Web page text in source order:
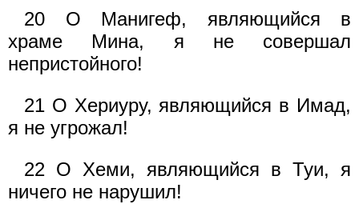
20 О Манигеф, являющийся в
храме Мина, я не совершал
непристойного!
21 О Хериуру, являющийся в Имад,
я не угрожал!
22 О Хеми, являющийся в Туи, я
ничего не нарушил!